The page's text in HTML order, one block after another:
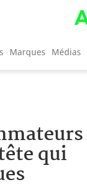
Marques Médias
qui